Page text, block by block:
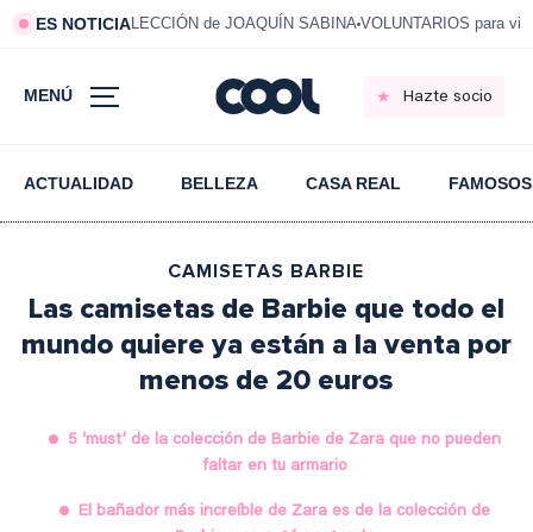
ES NOTICIALECCIÓN de JOAQUÍN SABINA VOLUNTARIOS para
MENÚ Hazte socio
ACTUALIDAD BELLEZA CASA REAL FAMOSOS
CAMISETAS BARBIE
Las camisetas de Barbie que todo el
mundo quiere ya están a la venta por
menos de 20 euros
5 ‘must’ de la colección de Barbie de Zara que no pueden
faltar en tu armario
El bañador más increíble de Zara es de la colección de